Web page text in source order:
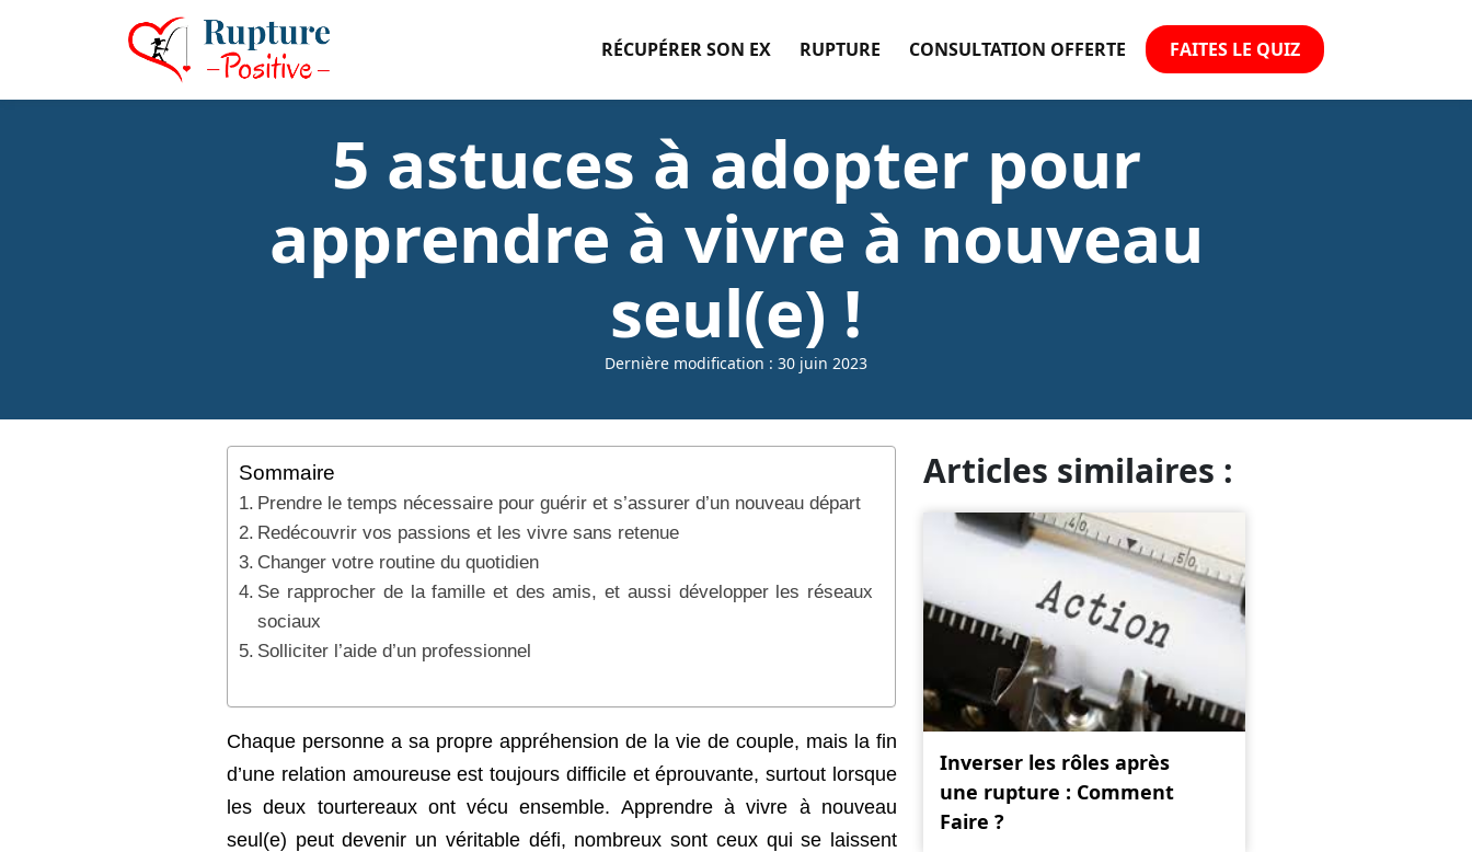
RÉCUPÉRER SON EX RUPTURE CONSULTATION OFFERTE FAITES LE QUIZ
5 astuces à adopter pour
apprendre à vivre à nouveau
seul(e) !
Dernière modification : 30 juin 2023
Sommaire
Prendre le temps nécessaire pour guérir et s’assurer d’un nouveau départ
Redécouvrir vos passions et les vivre sans retenue
Changer votre routine du quotidien
Se rapprocher de la famille et des amis, et aussi développer les réseaux
sociaux
Solliciter l’aide d’un professionnel
Chaque personne a sa propre appréhension de la vie de couple, mais la fin
d’une relation amoureuse est toujours difficile et éprouvante, surtout lorsque
les deux tourtereaux ont vécu ensemble. Apprendre à vivre à nouveau
seul(e) peut devenir un véritable défi, nombreux sont ceux qui se laissent
Articles similaires :
Inverser les rôles après
une rupture : Comment
Faire ?